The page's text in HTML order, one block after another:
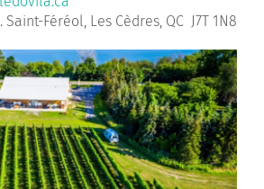
Saint-Féréol, Les Cèdres, QC J7T 1N8